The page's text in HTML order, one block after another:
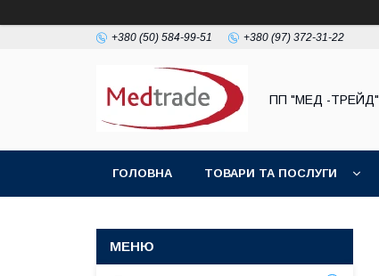
+380 (50) 584-99-51 +380 (97) 372-31-22
ПП "МЕД -ТРЕЙД"
ГОЛОВНА ТОВАРИ ТА ПОСЛУГИ